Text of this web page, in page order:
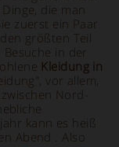
die man
zuerst ein Paar
größten Teil
in der
Kleidung in
vor allem,
Nord-
kann es heiß
Abend . Also